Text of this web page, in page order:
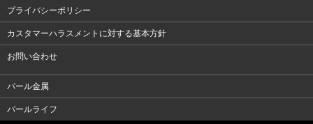
プライバシーポリシー
カスタマーハラスメントに対する基本方針
お問い合わせ
パール金属
パールライフ